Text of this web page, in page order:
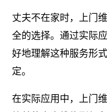
丈夫不在家时，上门
全的选择。通过实际
好地理解这种服务形
定。
在实际应用中，上门